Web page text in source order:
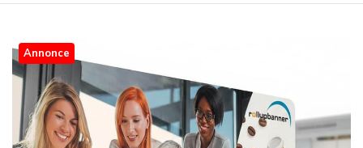
Annonce